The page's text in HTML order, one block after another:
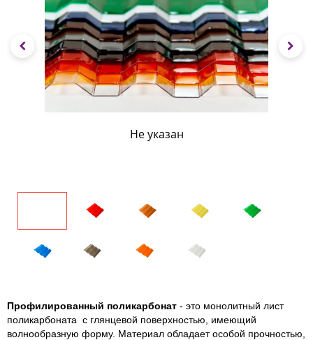
Не указан
Профилированный поликарбонат - это монолитный лист
поликарбоната с глянцевой поверхностью, имеющий
волнообразную форму. Материал обладает особой прочностью,